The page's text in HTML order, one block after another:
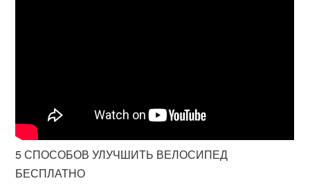
5 СПОСОБОВ УЛУЧШИТЬ ВЕЛОСИПЕД
БЕСПЛАТНО